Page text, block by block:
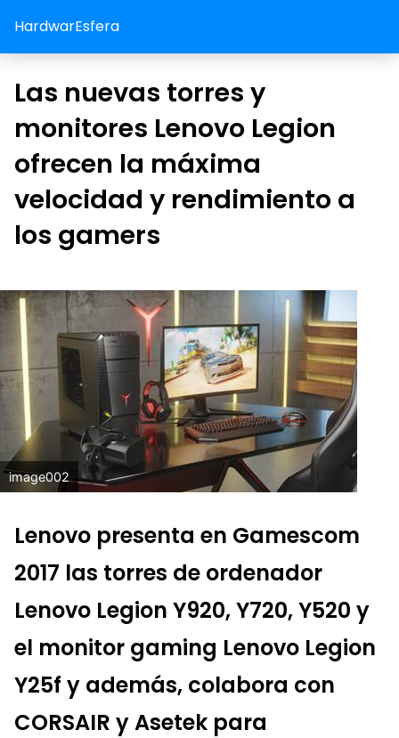
HardwarEsfera
Las nuevas torres y
monitores Lenovo Legion
ofrecen la máxima
velocidad y rendimiento a
los gamers
image002
Lenovo presenta en Gamescom
2017 las torres de ordenador
Lenovo Legion Y920, Y720, Y520 y
el monitor gaming Lenovo Legion
Y25f y además, colabora con
CORSAIR y Asetek para